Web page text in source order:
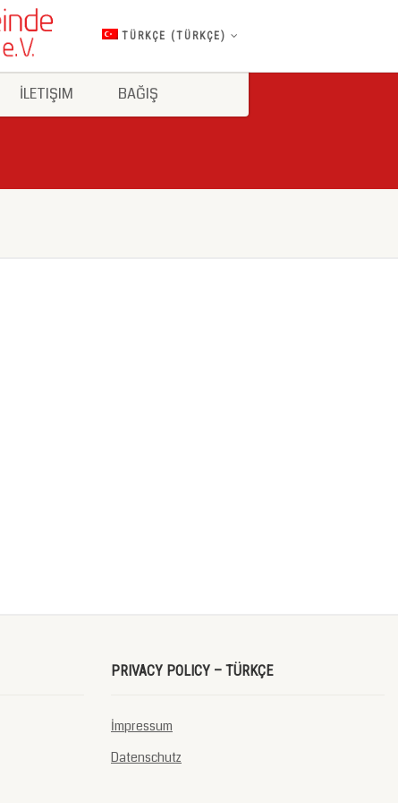
TÜRKÇE (TÜRKÇE )
İLETIŞIM BAĞIŞ
PRIVACY POLICY – TÜRKÇE
İmpressum
Datenschutz